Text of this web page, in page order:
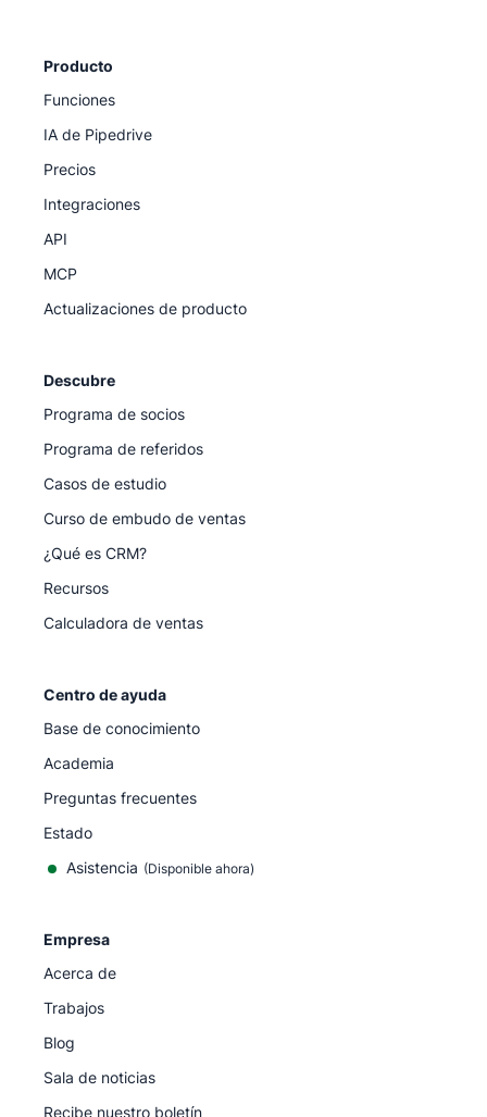
Producto
Funciones
IA de Pipedrive
Precios
Integraciones
API
MCP
Actualizaciones de producto
Descubre
Programa de socios
Programa de referidos
Casos de estudio
Curso de embudo de ventas
¿Qué es CRM?
Recursos
Calculadora de ventas
Centro de ayuda
Base de conocimiento
Academia
Preguntas frecuentes
Estado
Asistencia (Disponible ahora)
Empresa
Acerca de
Trabajos
Blog
Sala de noticias
Recibe nuestro boletín